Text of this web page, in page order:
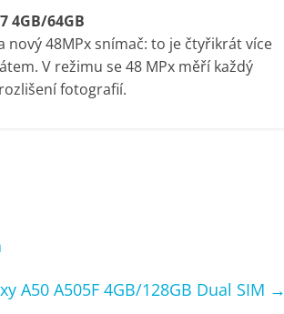
4GB/64GB
nový 48MPx snímač: to je čtyřikrát více
V režimu se 48 MPx měří každý
fotografií.
A50 A505F 4GB/128GB Dual SIM →